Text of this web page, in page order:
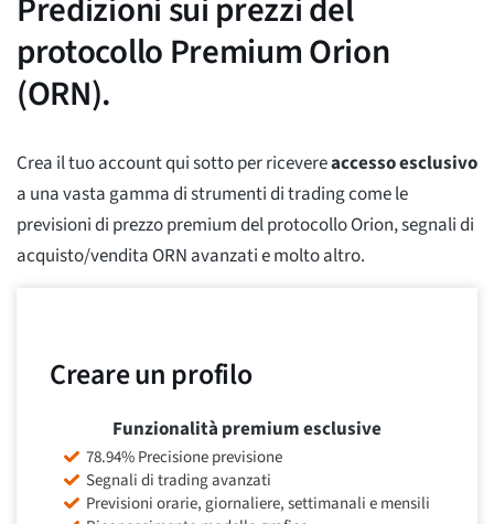
Predizioni sui prezzi del
protocollo Premium Orion
(ORN).
Crea il tuo account qui sotto per ricevereaccesso esclusivo
a una vasta gamma di strumenti di trading come le
previsioni di prezzo premium del protocollo Orion, segnali di
acquisto/vendita ORN avanzati e molto altro.
Creare un profilo
Funzionalità premium esclusive
78.94% Precisione previsione
Segnali di trading avanzati
Previsioni orarie, giornaliere, settimanali e mensili